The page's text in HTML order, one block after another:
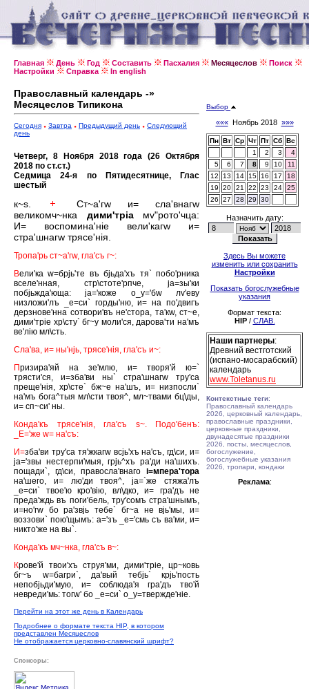
Главная День Год Составить Пасхалия Месяцеслов
Поиск
Настройки
Справка In english
Православный календарь -»
Месяцеслов Типикона
Сегодня Завтра Предыдущий день
Следующий
день
Четверг, 8 Ноября 2018 года (26 Октября
2018 по ст.ст.)
Седмица 24-я по Пятидесятнице, Глас
шестый
к~s.
Ст~а'гw и= сла'внагw
великомч~нка дими'трiамv"рото'чца:
И= воспомина'нiе вели'кагw и=
стра'шнагw трясе'нiя.
Тропа'рь ст~а'гw, гла'съ г~:
Вели'ка w=брjь'те въ бjьда'хъ тя` побо'рника
вселе'нная, стр\стоте'рпче, jа=зы'ки
побjьжда'юща: jа='коже о_у='бw лv'еву
низложи'лъ _е=си` горды'ню, и= на по'двигъ
дерзнове'нна сотвори'въ не'стора, та'кw, ст~е,
дими'трiе хр\сту` бг~у моли'ся, дарова'ти на'мъ
ве'лiю мл\сть.
Сла'ва, и= ны'нjь, трясе'нiя, гла'съ и~:
Призира'яй на зе'млю, и= творя'й ю=`
трясти'ся, и=зба'ви ны` стра'шнагw тру'са
преще'нiя, хр\сте` бж~е на'шъ, и= низпосли`
на'мъ бога^тыя мл\сти твоя^, мл~твами бц\ды,
и= сп~си' ны.
Конда'къ трясе'нiя, гла'съ s~. Подо'бенъ:
_Е='же w= на'съ:
И=зба'ви тру'са тя'жкагw всjь'хъ на'съ, гд\си, и=
jа='звы нестерпи'мыя, грjь^хъ ра'ди на'шихъ.
пощади`, гд\си, правосла'внаго i=мпера'тора
на'шего, и= лю'ди твоя^, jа=`же стяжа'лъ
_е=си` твое'ю кро'вiю, вл\дко, и= гра'дъ не
преда'ждь въ поги'бель, тру'сомъ стра'шнымъ,
и=но'гw бо ра'звjь тебе` бг~а не вjь'мы, и=
воззови` пою'щымъ: а='зъ _е='смь съ ва'ми, и=
никто'же на вы`.
Конда'къ мч~нка, гла'съ в~:
Крове'й твои'хъ струя'ми, дими'трiе, цр~ковь
бг~ъ w=багри`, да'вый тебjь` крjь'пость
непобjьди'мую, и= соблюда'я гра'дъ тво'й
невреди'мь: тогw' бо _е=си` о_у=твержде'нiе.
Перейти на этот же день в Календарь
Подробнее о формате текста HIP, в котором
представлен Месяцеслов
Не отображается церковно-славянский шрифт?
Выбор
«««Ноябрь 2018 »»»
Пн Вт Ср Чт Пт Сб Вс
1
2 3
4
5
6 7 8 9 10
11
12
13 14 15 16 17
18
19
20 21 22 23 24
25
26
27 28 29 30
Назначить дату:
Здесь Вы можете
изменить или сохранить
Настройки
Показать богослужебные
указания
Формат текста:
HIP/ СЛАВ.
Наши партнеры:
Древний вестготский
(испано-мосарабский)
календарь
www.Toletanus.ru
Контекстные теги:
Православный календарь
2026, церковный календарь,
православные праздники,
церковные праздники,
двунадесятые праздники
2026, посты, месяцеслов,
богослужение,
богослужебные указания
2026, тропари, кондаки
Реклама:
Спонсоры: